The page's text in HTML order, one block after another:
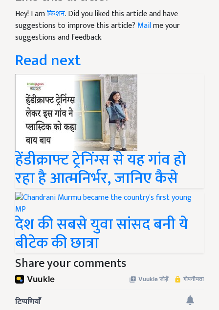
Hey! I amकिशन. Did you liked this article and have
suggestions to improve this article? Mailme your
suggestions and feedback.
Read next
हेंडीक्राफ्ट ट्रेनिंग्स से यह गांव हो
रहा है आत्मनिर्भर, जानिए कैसे
देश की सबसे युवा सांसद बनी ये
बीटेक की छात्रा
Share your comments